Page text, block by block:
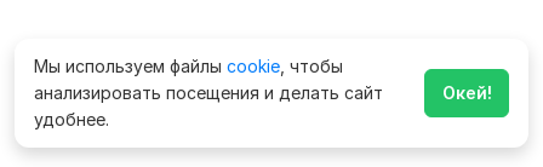
Мы используем файлы cookie , чтобы
анализировать посещения и делать сайт
удобнее.
Окей!